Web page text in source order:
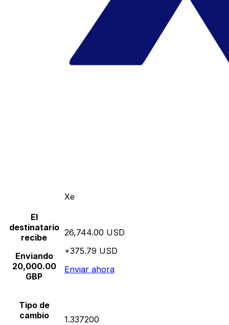
Xe
El
destinatario
recibe
Enviando
20,000.00
GBP
26,744.00 USD
+375.79 USD
Enviar ahora
Tipo de
cambio
1.337200